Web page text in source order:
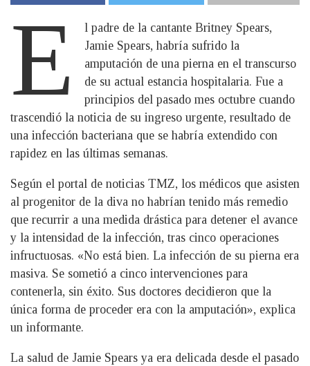
E
l padre de la cantante Britney Spears,
Jamie Spears, habría sufrido la
amputación de una pierna en el transcurso
de su actual estancia hospitalaria. Fue a
principios del pasado mes octubre cuando
trascendió la noticia de su ingreso urgente, resultado de
una infección bacteriana que se habría extendido con
rapidez en las últimas semanas.
Según el portal de noticias TMZ, los médicos que asisten
al progenitor de la diva no habrían tenido más remedio
que recurrir a una medida drástica para detener el avance
y la intensidad de la infección, tras cinco operaciones
infructuosas. «No está bien. La infección de su pierna era
masiva. Se sometió a cinco intervenciones para
contenerla, sin éxito. Sus doctores decidieron que la
única forma de proceder era con la amputación», explica
un informante.
La salud de Jamie Spears ya era delicada desde el pasado